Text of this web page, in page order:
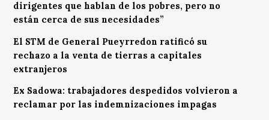
dirigentes que hablan de los pobres, pero no
están cerca de sus necesidades”
El STM de General Pueyrredon ratificó su
rechazo a la venta de tierras a capitales
extranjeros
Ex Sadowa: trabajadores despedidos volvieron a
reclamar por las indemnizaciones impagas